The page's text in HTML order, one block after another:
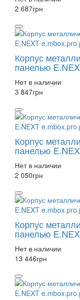
2 687грн
Корпус
панелью
Нет в наличии
3 847грн
Корпус
панелью
Нет в наличии
2 050грн
Корпус
панелью
Нет в наличии
13 446грн